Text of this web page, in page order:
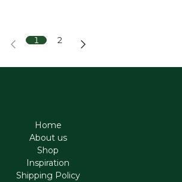
1 2
Home
About us
Shop
Inspiration
Shipping Policy